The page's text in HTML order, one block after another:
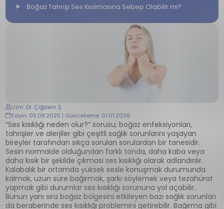
Uzm. Dr. Çiğdem Ş.
Yayın: 05.08.2025 | Güncelleme: 01.01.2026
“Ses kısıklığı neden olur?” sorusu; boğaz enfeksiyonları,
tahrişler ve alerjiler gibi çeşitli sağlık sorunlarını yaşayan
bireyler tarafından sıkça sorulan sorulardan bir tanesidir.
Sesin normalde olduğundan farklı tonda, daha kaba veya
daha kısık bir şekilde çıkması ses kısıklığı olarak adlandırılır.
Kalabalık bir ortamda yüksek sesle konuşmak durumunda
kalmak, uzun süre bağırmak, şarkı söylemek veya tezahürat
yapmak gibi durumlar ses kısıklığı sorununa yol açabilir.
Bunun yanı sıra boğaz bölgesini etkileyen bazı sağlık sorunları
da beraberinde ses kısıklığı problemini getirebilir. Bağırma gibi
Boğaz Tahrişi Ses Kısılmasına Sebep Olabilir mi?